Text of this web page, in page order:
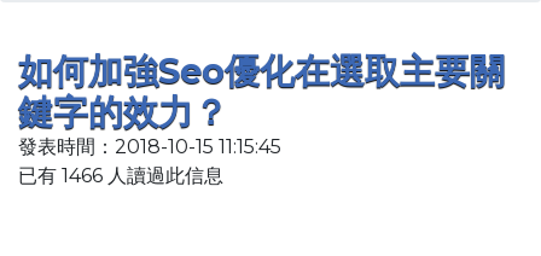
如何加強seo優化在選取主要關
鍵字的效力？
發表時間：2018-10-15 11:15:45
已有 1466 人讀過此信息